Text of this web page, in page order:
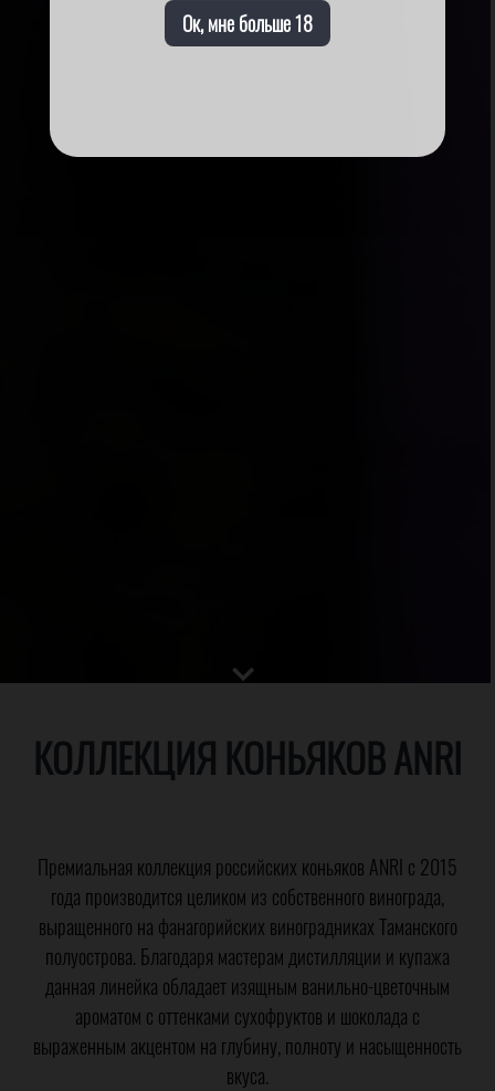
Ок, мне больше 18
КОЛЛЕКЦИЯ КОНЬЯКОВ ANRI
Премиальная коллекция российских коньяков ANRI с 2015
года производится целиком из собственного винограда,
выращенного на фанагорийских виноградниках Таманского
полуострова. Благодаря мастерам дистилляции и купажа
данная линейка обладает изящным ванильно-цветочным
ароматом с оттенками сухофруктов и шоколада с
выраженным акцентом на глубину, полноту и насыщенность
вкуса.